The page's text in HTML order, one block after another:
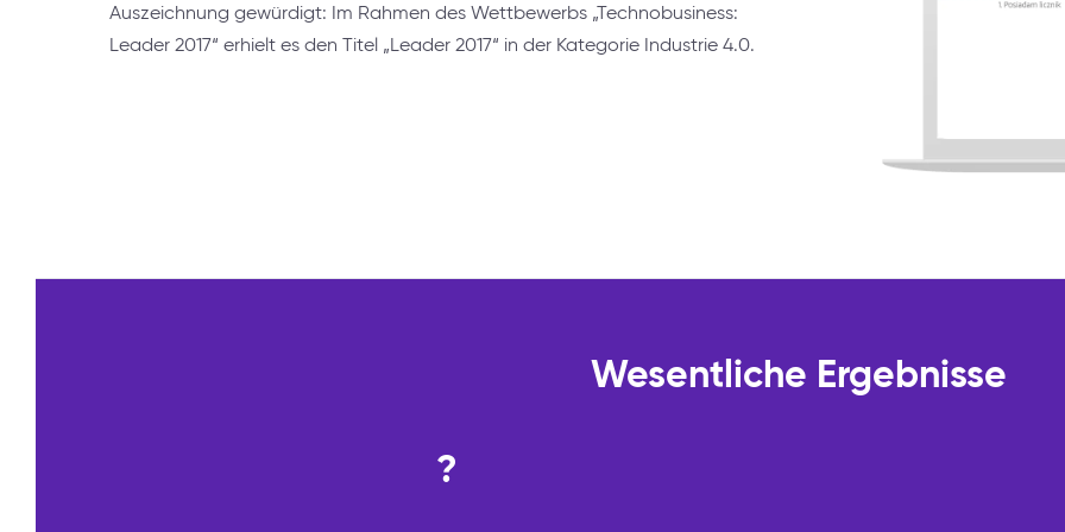
Auszeichnung gewürdigt: Im Rahmen des Wettbewerbs „Technobusiness:
Leader 2017“ erhielt es den Titel „Leader 2017“ in der Kategorie Industrie 4.0.
Wesentliche Ergebnisse
?